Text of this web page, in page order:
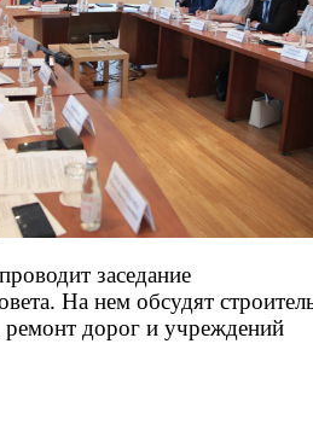
заседание
На нем обсудят
дорог и учреждений